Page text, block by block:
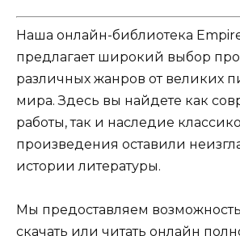
Наша онлайн-библиотека
предлагает широкий выбор
различных жанров от великих
мира. Здесь вы найдете как
работы, так и наследие
произведения оставили
истории литературы.
Мы предоставляем
скачать или читать онлайн